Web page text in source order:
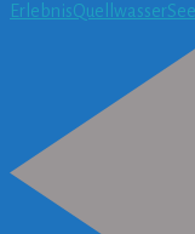
ErlebnisQuellwasser